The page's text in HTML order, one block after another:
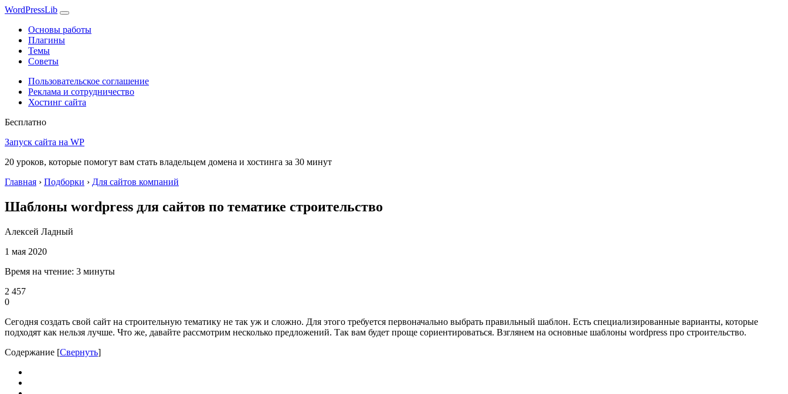
WordPressLib
Основы работы
Плагины
Темы
Советы
Пользовательское соглашение
Реклама и сотрудничество
Хостинг сайта
Бесплатно
Запуск сайта на WP
20 уроков, которые помогут вам стать владельцем домена и хостинга за 30 минут
Главная › Подборки › Для сайтов компаний
Шаблоны wordpress для сайтов по тематике строительство
Алексей Ладный
1 мая 2020
Время на чтение: 3 минуты
2 457
0
Сегодня создать свой сайт на строительную тематику не так уж и сложно. Для этого требуется первоначально выбрать правильный шаблон. Есть специализированные варианты, которые
подходят как нельзя лучше. Что же, давайте рассмотрим несколько предложений. Так вам будет проще сориентироваться. Взглянем на основные шаблоны wordpress про строительство.
Содержание [Свернуть]